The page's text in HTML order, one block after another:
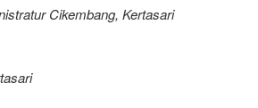
Cikembang, Kertasari